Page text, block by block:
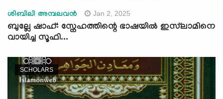
ശിബിലി അമ്പലവൻ Jan 2, 2025
ബുല്ലേ ഷാഹ്: സ്നേഹത്തിന്റെ ഭാഷയിൽ ഇസ്‍ലാമിനെ
വായിച്ച സൂഫി...
SCHOLARS